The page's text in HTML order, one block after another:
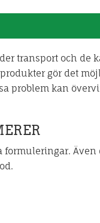
transport och de
gör det
problem kan
Även